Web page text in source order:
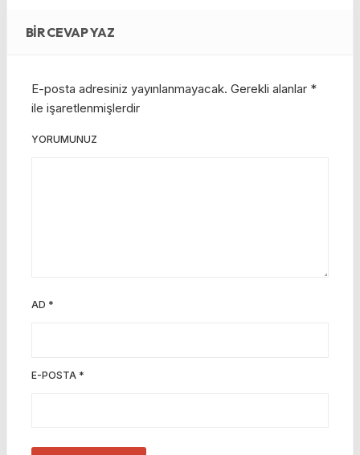
BIR CEVAP YAZ
E-posta adresiniz yayınlanmayacak. Gerekli alanlar *
ile işaretlenmişlerdir
YORUMUNUZ
AD *
E-POSTA *